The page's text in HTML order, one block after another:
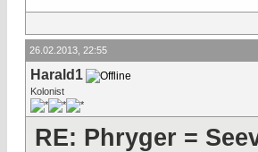
26.02.2013, 22:55
Harald1
Kolonist
RE: Phryger =